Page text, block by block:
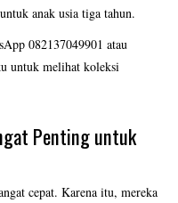
anak usia tiga tahun.
082137049901 atau
untuk melihat koleksi
Penting untuk
cepat. Karena itu, mereka